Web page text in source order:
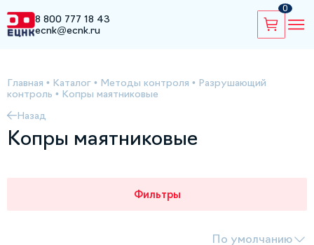
8 800 777 18 43
ecnk@ecnk.ru
0
Главная • Каталог • Методы контроля • Разрушающий
контроль • Копры маятниковые
Назад
Копры маятниковые
Фильтры
По умолчанию